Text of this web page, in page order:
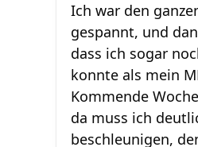
Ich war den
gespannt, und
dass ich sogar
konnte als mein
Kommende
da muss ich
beschleunigen,